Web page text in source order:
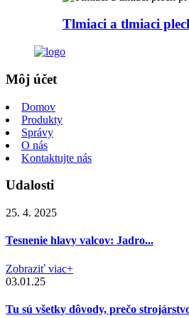
Tlmiaci a tlmiaci
Môj účet
Domov
Produkty
Správy
O nás
Kontaktujte nás
Udalosti
25. 4. 2025
Tesnenie hlavy valcov: Jadro...
Zobraziť viac+
03.01.25
Tu sú všetky dôvody, prečo